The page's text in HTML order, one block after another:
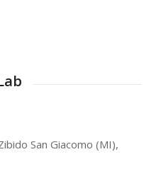
San Giacomo (MI),